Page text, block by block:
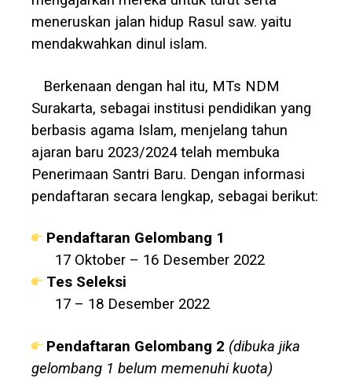
meneruskan jalan hidup Rasul saw. yaitu
mendakwahkan dinul islam.
Berkenaan dengan hal itu, MTs NDM
Surakarta, sebagai institusi pendidikan yang
berbasis agama Islam, menjelang tahun
ajaran baru 2023/2024 telah membuka
Penerimaan Santri Baru. Dengan informasi
pendaftaran secara lengkap, sebagai berikut:
Pendaftaran Gelombang 1
17 Oktober – 16 Desember 2022
Tes Seleksi
17 – 18 Desember 2022
Pendaftaran Gelombang 2 (dibuka jika
gelombang 1 belum memenuhi kuota)